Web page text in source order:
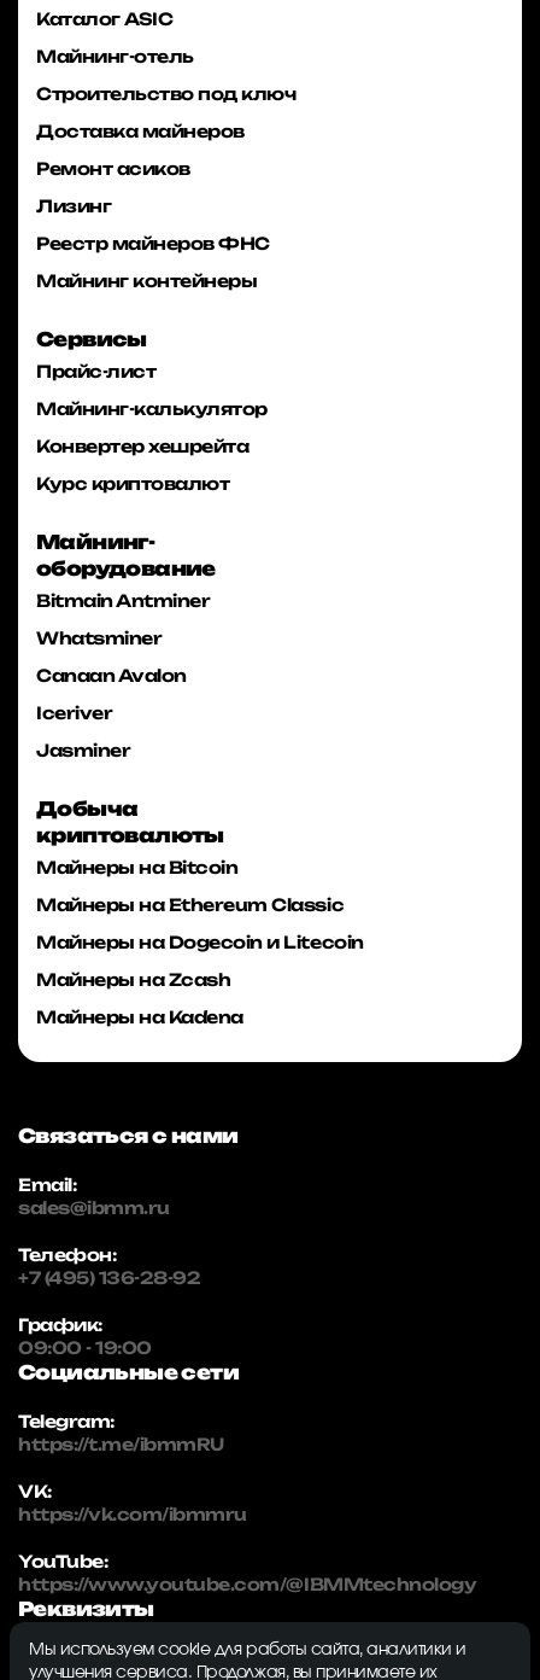
Каталог ASIC
Майнинг-отель
Строительство под ключ
Доставка майнеров
Ремонт асиков
Лизинг
Реестр майнеров ФНС
Майнинг контейнеры
Сервисы
Прайс-лист
Майнинг-калькулятор
Конвертер хешрейта
Курс криптовалют
Майнинг-
оборудование
Bitmain Antminer
Whatsminer
Canaan Avalon
Iceriver
Jasminer
Добыча
криптовалюты
Майнеры на Bitcoin
Майнеры на Ethereum Classic
Майнеры на Dogecoin и Litecoin
Майнеры на Zcash
Майнеры на Kadena
Связаться с нами
Email:
sales@ibmm.ru
Телефон:
+7 (495) 136-28-92
График:
09:00 - 19:00
Социальные сети
Telegram:
https://t.me/ibmmRU
VK:
https://vk.com/ibmmru
YouTube:
https://www.youtube.com/@IBMMtechnology
Реквизиты
IBMM | technology
Мы используем cookie для работы сайта, аналитики и
улучшения сервиса. Продолжая, вы принимаете их